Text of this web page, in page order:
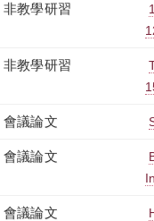
非教學研習
非教學研習
會議論文
會議論文
會議論文